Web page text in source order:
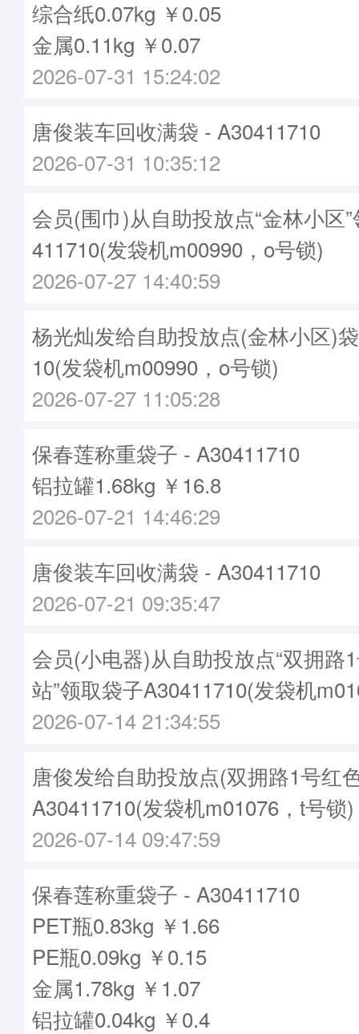
综合纸0.07kg ￥0.05
金属0.11kg ￥0.07
2026-07-31 15:24:02
唐俊装车回收满袋 - A30411710
2026-07-31 10:35:12
会员(围巾)从自助投放点“金林小区
411710(发袋机m00990，o号锁)
2026-07-27 14:40:59
杨光灿发给自助投放点(金林小区)
10(发袋机m00990，o号锁)
2026-07-27 11:05:28
保春莲称重袋子 - A30411710
铝拉罐1.68kg ￥16.8
2026-07-21 14:46:29
唐俊装车回收满袋 - A30411710
2026-07-21 09:35:47
会员(小电器)从自助投放点“双拥路
站”领取袋子A30411710(发袋机
2026-07-14 21:34:55
唐俊发给自助投放点(双拥路1号红
A30411710(发袋机m01076，t号锁)
2026-07-14 09:47:59
保春莲称重袋子 - A30411710
PET瓶0.83kg ￥1.66
PE瓶0.09kg ￥0.15
金属1.78kg ￥1.07
铝拉罐0.04kg ￥0.4